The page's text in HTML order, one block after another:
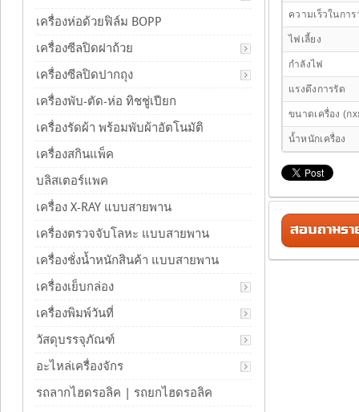
ความเร็วในกา
ไฟเลี้ยง
กำลังไฟ
แรงดึงการรัด
ขนาดเครื่อง (ก
น้ำหนักเครื่อง
สอบถามรา
เครื่องห่อด้วยฟิล์ม BOPP
เครื่องซีลปิดฝาถ้วย
เครื่องซีลปิดปากถุง
เครื่องพับ-ตัด-ห่อ ทิชชู่เปียก
เครื่องรัดผ้า พร้อมพับผ้าอัตโนมัติ
เครื่องสกินแพ็ค
บลิสเตอร์แพค
เครื่อง X-RAY แบบสายพาน
เครื่องตรวจจับโลหะ แบบสายพาน
เครื่องชั่งน้ำหนักสินค้า แบบสายพาน
เครื่องเย็บกล่อง
เครื่องพิมพ์วันที่
วัสดุบรรจุภัณฑ์
อะไหล่เครื่องจักร
รถลากไฮดรอลิค | รถยกไฮดรอลิค